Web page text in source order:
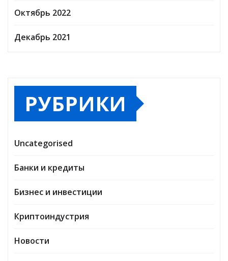
Октябрь 2022
Декабрь 2021
РУБРИКИ
Uncategorised
Банки и кредиты
Бизнес и инвестиции
Криптоиндустрия
Новости